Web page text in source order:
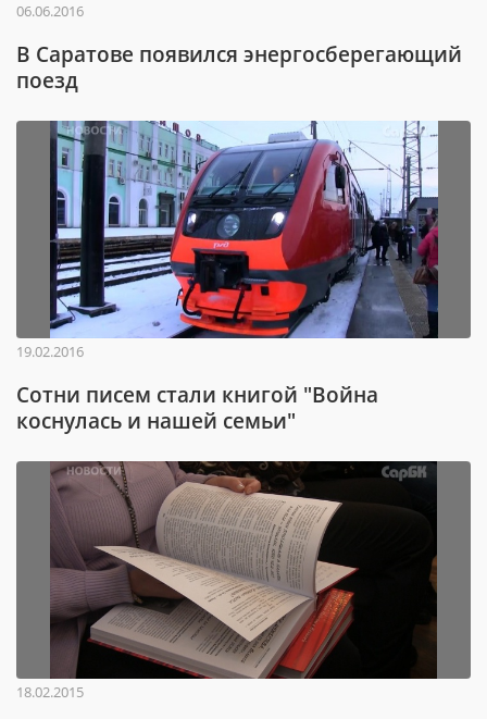
06.06.2016
В Саратове появился энергосберегающий
поезд
19.02.2016
Сотни писем стали книгой "Война
коснулась и нашей семьи"
18.02.2015